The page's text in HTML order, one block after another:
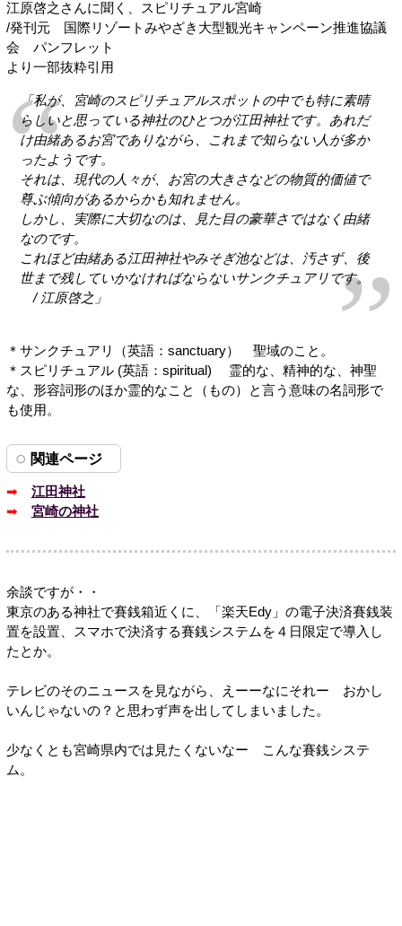
江原啓之さんに聞く、スピリチュアル宮崎
/発刊元 国際リゾートみやざき大型観光キャンペーン推進協議
会 パンフレット
より一部抜粋引用
「私が、宮崎のスピリチュアルスポットの中でも特に素晴
らしいと思っている神社のひとつが江田神社です。あれだ
け由緒あるお宮でありながら、これまで知らない人が多か
ったようです。
それは、現代の人々が、お宮の大きさなどの物質的価値で
尊ぶ傾向があるからかも知れません。
しかし、実際に大切なのは、見た目の豪華さではなく由緒
なのです。
これほど由緒ある江田神社やみそぎ池などは、汚さず、後
世まで残していかなければならないサンクチュアリです。
/ 江原啓之」
＊サンクチュアリ（英語：sanctuary） 聖域のこと。
＊スピリチュアル (英語：spiritual) 霊的な、精神的な、神聖
な、形容詞形のほか霊的なこと（もの）と言う意味の名詞形で
も使用。
関連ページ
➡
江田神社
➡
宮崎の神社
余談ですが・・
東京のある神社で賽銭箱近くに、「楽天Edy」の電子決済賽銭装
置を設置、スマホで決済する賽銭システムを４日限定で導入し
たとか。
テレビのそのニュースを見ながら、えーーなにそれー おかし
いんじゃないの？と思わず声を出してしまいました。
少なくとも宮崎県内では見たくないなー こんな賽銭システ
ム。